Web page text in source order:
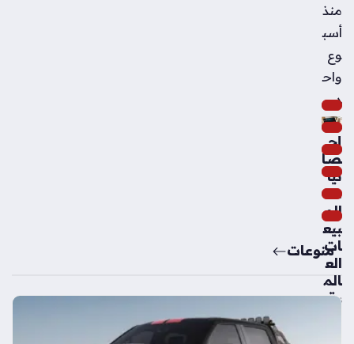
منذ
أسب
وع
واح
د
إح
صا
ئيا
ت
الم
بيع
ات
الع
الم
ية
منوعات